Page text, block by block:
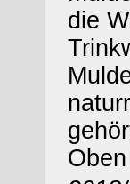
die